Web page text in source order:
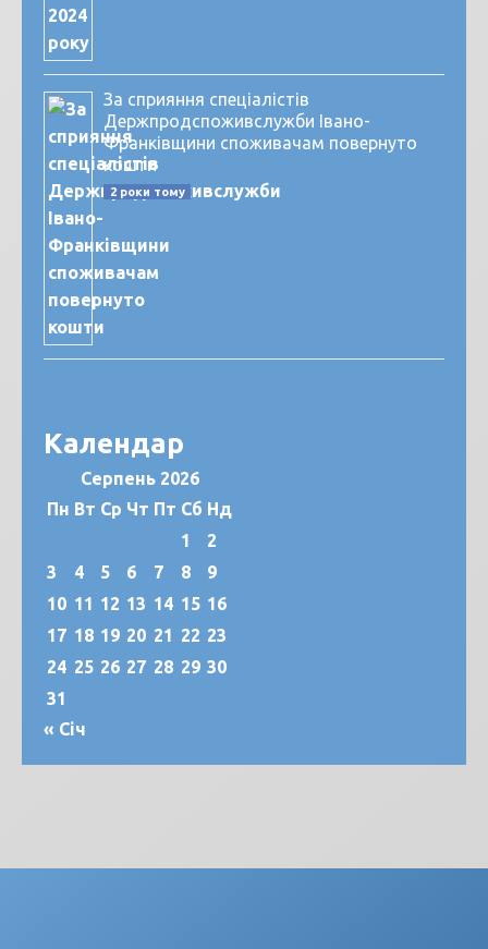
За сприяння спеціалістів
Держпродспоживслужби Івано-
Франківщини споживачам повернуто
кошти
2 роки тому
Календар
Серпень 2026
Пн Вт Ср Чт Пт Сб Нд
1
2
3
4 5 6 7 8
9
10 11 12 13 14 15 16
17 18 19 20 21 22 23
24 25 26 27 28 29 30
31
« Січ